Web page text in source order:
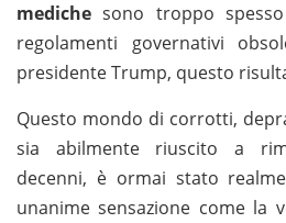
mediche sono troppo
regolamenti governativi
presidente Trump, questo
Questo mondo di corrotti,
sia abilmente riuscito a
decenni, è ormai stato
unanime sensazione come la